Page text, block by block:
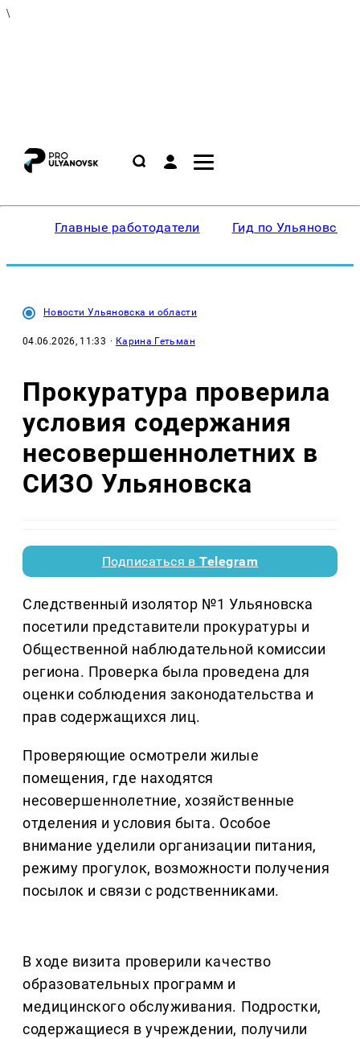
\
Главные работодатели Гид по Ульяновску
Новости Ульяновска и области
04.06.2026, 11:33 · Карина Гетьман
Прокуратура проверила
условия содержания
несовершеннолетних в
СИЗО Ульяновска
Подписаться вTelegram
Следственный изолятор №1 Ульяновска
посетили представители прокуратуры и
Общественной наблюдательной комиссии
региона. Проверка была проведена для
оценки соблюдения законодательства и
прав содержащихся лиц.
Проверяющие осмотрели жилые
помещения, где находятся
несовершеннолетние, хозяйственные
отделения и условия быта. Особое
внимание уделили организации питания,
режиму прогулок, возможности получения
посылок и связи с родственниками.
В ходе визита проверили качество
образовательных программ и
медицинского обслуживания. Подростки,
содержащиеся в учреждении, получили